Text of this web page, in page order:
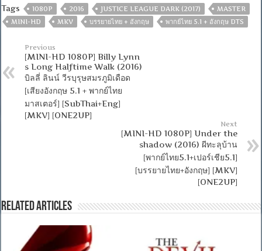
Tags 1080P 2016 JUSTICE LEAGUE DARK (2017)
MASTER
MINI-HD
MKV บรรยายไทย + อังกฤษ พากย์ไทย 5.1 + อังกฤษ DTS
Previous
[MINI-HD 1080P] Billy Lynn
s Long Halftime Walk (2016)
บิลลี่ ลินน์ วีรบุรุษสมรภูมิเดือด
[เสียงอังกฤษ 5.1 + พากย์ไทย
มาสเตอร์] [SubThai+Eng]
[MKV] [ONE2UP]
Next
[MINI-HD 1080P] Under the
shadow (2016) ผีทะลุบ้าน
[พากย์ไทย5.1+เปอร์เชีย5.1]
[บรรยายไทย+อังกฤษ] [MKV]
[ONE2UP]
Related Articles